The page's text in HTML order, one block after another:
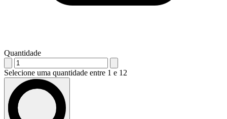
Quantidade
Selecione uma quantidade entre 1 e 12